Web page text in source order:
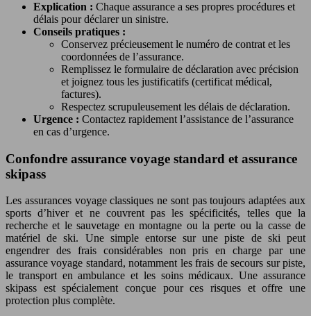
Explication : Chaque assurance a ses propres procédures et
délais pour déclarer un sinistre.
Conseils pratiques :
Conservez précieusement le numéro de contrat et les
coordonnées de l’assurance.
Remplissez le formulaire de déclaration avec précision
et joignez tous les justificatifs (certificat médical,
factures).
Respectez scrupuleusement les délais de déclaration.
Urgence : Contactez rapidement l’assistance de l’assurance
en cas d’urgence.
Confondre assurance voyage standard et assurance
skipass
Les assurances voyage classiques ne sont pas toujours adaptées aux
sports d’hiver et ne couvrent pas les spécificités, telles que la
recherche et le sauvetage en montagne ou la perte ou la casse de
matériel de ski. Une simple entorse sur une piste de ski peut
engendrer des frais considérables non pris en charge par une
assurance voyage standard, notamment les frais de secours sur piste,
le transport en ambulance et les soins médicaux. Une assurance
skipass est spécialement conçue pour ces risques et offre une
protection plus complète.